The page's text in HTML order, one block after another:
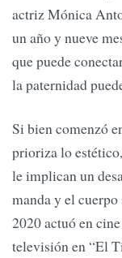
actriz Mónica
un año y nueve
que puede
la paternidad
Si bien comenzó
prioriza lo
le implican un
manda y el
2020 actuó en
televisión en “El